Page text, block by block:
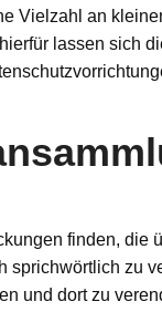
Vielzahl an
lassen sich
finden, die
zu
und dort zu